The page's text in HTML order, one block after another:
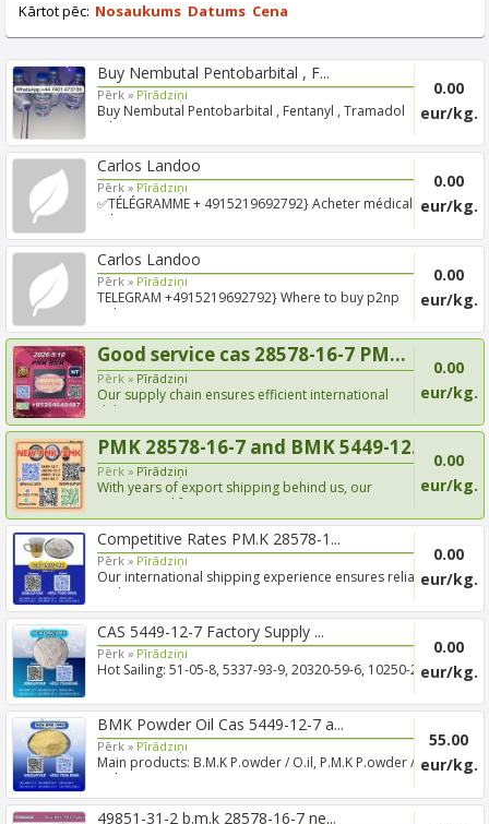
Kārtot pēc: Nosaukums Datums Cena
Buy Nembutal Pentobarbital , F...
Pērk » Pīrādziņi
Buy Nembutal Pentobarbital , Fentanyl , Tramadol
WhatsApp: +...
0.00
eur/kg.
Carlos Landoo
Pērk » Pīrādziņi
✅TÉLÉGRAMME + 4915219692792} Acheter médical
jwh-018 Site ...
0.00
eur/kg.
Carlos Landoo
Pērk »Pīrādziņi
TELEGRAM +4915219692792} Where to buy p2np
online Europe ...
0.00
eur/kg.
Good service cas 28578-16-7 PM...
Pērk » Pīrādziņi
Our supply chain ensures efficient international
delivery, s...
0.00
eur/kg.
PMK 28578-16-7 and BMK 5449-12...
Pērk » Pīrādziņi
With years of export shipping behind us, our
experienced for...
0.00
eur/kg.
Competitive Rates PM.K 28578-1...
Pērk »Pīrādziņi
Our international shipping experience ensures reliable
and s...
0.00
eur/kg.
CAS 5449-12-7 Factory Supply ...
Pērk » Pīrādziņi
Hot Sailing: 51-05-8, 5337-93-9, 20320-59-6, 10250-27-
0.00
eur/kg.
BMK Powder Oil Cas 5449-12-7 a...
Pērk » Pīrādziņi
Main products: B.M.K P.owder / O.il, P.M.K P.owder /
O.il, B...
55.00
eur/kg.
49851-31-2 b.m.k 28578-16-7 ne...